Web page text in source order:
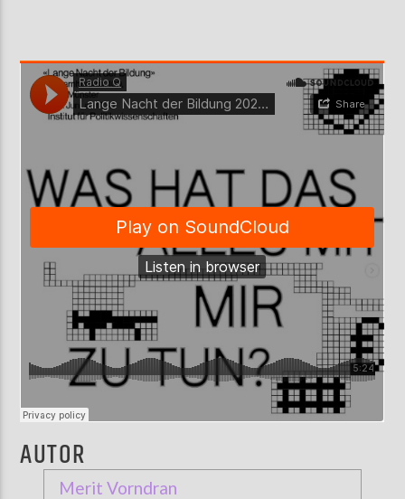
AUTOR
Merit Vorndran